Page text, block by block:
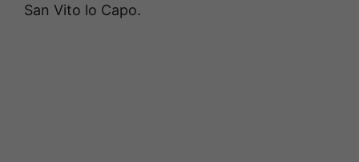
San Vito lo Capo.